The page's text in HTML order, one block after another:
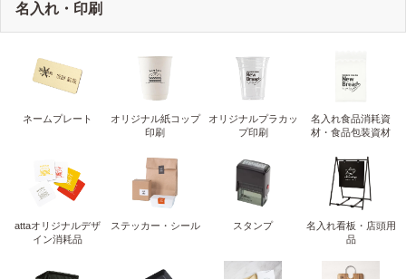
名入れ・印刷
ネームプレート
オリジナル紙コップ
印刷
オリジナルプラカッ
プ印刷
名入れ食品消耗資
材・食品包装資材
attaオリジナルデザ
イン消耗品
ステッカー・シール スタンプ
名入れ看板・店頭用
品